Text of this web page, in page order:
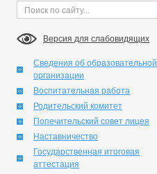
Версия для слабовидящих
Сведения об образовательной
организации
Воспитательная работа
Родительский комитет
Попечительский совет лицея
Наставничество
Государственная итоговая
аттестация